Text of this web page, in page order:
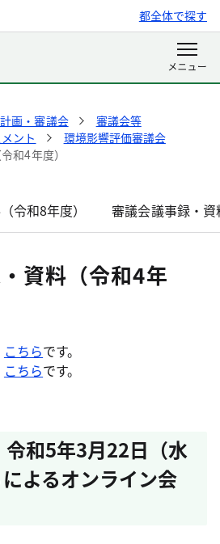
都全体で探す
画・審議会
審議会等
ント
環境影響評価審議会
和4年度）
令和8年度） 審議会議事録・
資料（令和4年
こちらです。
こちらです。
和5年3月22日（水
よるオンライン会